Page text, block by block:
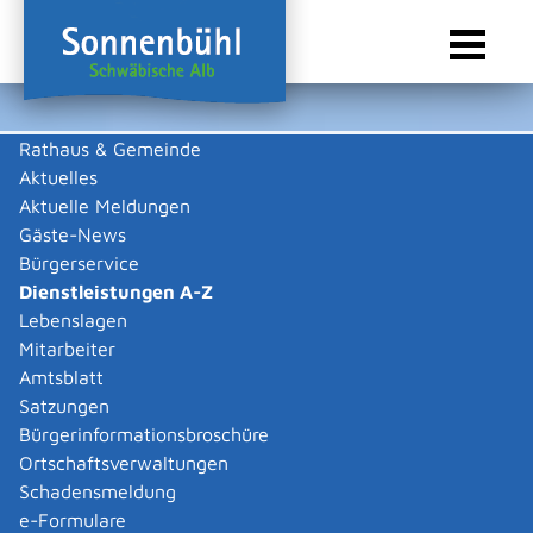
Rathaus & Gemeinde
Aktuelles
Aktuelle Meldungen
Gäste-News
Bürgerservice
Dienstleistungen A-Z
Lebenslagen
Mitarbeiter
Amtsblatt
Satzungen
Bürgerinformationsbroschüre
Ortschaftsverwaltungen
Schadensmeldung
e-Formulare
Sie sind hier:
Dienstleistungen A-Z
Dienstleistungen A-Z
Leistungen
Vielzahl von kommunalen und staatlichen
Verwaltungsvorgängen. Insbesondere erhalten Sie
Informationen zu den erforderlichen Unterlagen die zu
einer bestimmen Verwaltungsdienstleistung notwendig